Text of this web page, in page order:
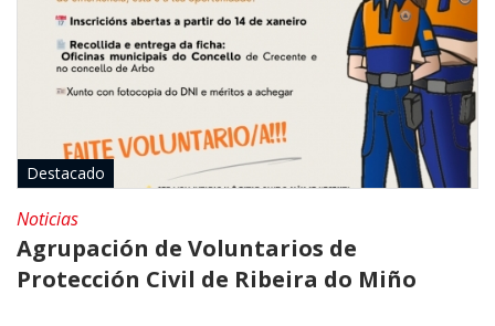
Destacado
Noticias
Agrupación de Voluntarios de
Protección Civil de Ribeira do Miño